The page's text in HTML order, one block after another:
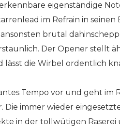
eigenständige
im Refrain in
brutal
Der Opener stellt
die Wirbel ordentlich
Tempo vor und geht im
Die immer wieder
in der tollwütigen Raserei